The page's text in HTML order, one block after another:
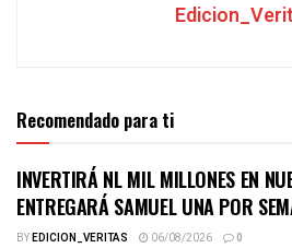
Recomendado para ti
INVERTIRÁ NL MIL MILLONES EN
ENTREGARÁ SAMUEL UNA POR
BYEDICION_VERITAS 06/08/2026 0